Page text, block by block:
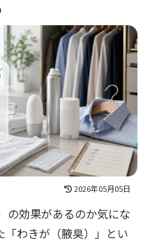
の効果はある？使える
える！
2026年05月05日
効果があるのか気にな
「わきが（腋臭）」とい